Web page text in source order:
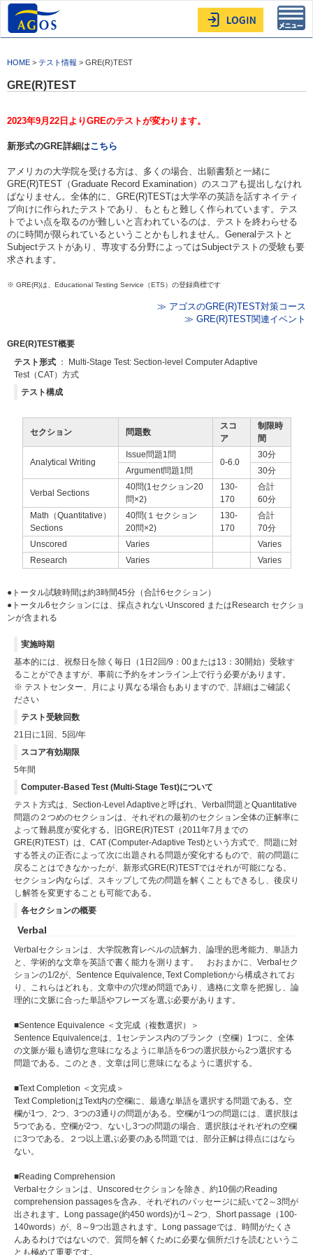
HOME > テスト情報 > GRE(R)TEST
GRE(R)TEST
2023年9月22日よりGREのテストが変わります。
新形式のGRE詳細はこちら
アメリカの大学院を受ける方は、多くの場合、出願書類と一緒に
GRE(R)TEST（Graduate Record Examination）のスコアも提出しなけれ
ばなりません。全体的に、GRE(R)TESTは大学卒の英語を話すネイティ
ブ向けに作られたテストであり、もともと難しく作られています。テス
トでよい点を取るのが難しいと言われているのは、テストを終わらせる
のに時間が限られているということかもしれません。Generalテストと
Subjectテストがあり、専攻する分野によってはSubjectテストの受験も要
求されます。
※ GRE(R)は、Educational Testing Service（ETS）の登録商標です
≫ アゴスのGRE(R)TEST対策コース
≫ GRE(R)TEST関連イベント
GRE(R)TEST概要
テスト形式 ： Multi-Stage Test: Section-level Computer Adaptive
Test（CAT）方式
テスト構成
セクション 問題数
スコ
ア
制限時
間
Analytical Writing
Issue問題1問
0-6.0
30分
Argument問題1問
30分
Verbal Sections
40問(1セクション20
問×2)
130-
170
合計
60分
Math（Quantitative）
Sections
40問(１セクション
20問×2)
130-
170
合計
70分
Unscored
Varies
Varies
Research
Varies Varies
●トータル試験時間は約3時間45分（合計6セクション）
●トータル6セクションには、採点されないUnscored またはResearch セクショ
ンが含まれる
実施時期
基本的には、祝祭日を除く毎日（1日2回/9：00または13：30開始）受験す
ることができますが、事前に予約をオンライン上で行う必要があります。
※ テストセンター、月により異なる場合もありますので、詳細はご確認く
ださい
テスト受験回数
21日に1回、5回/年
スコア有効期限
5年間
Computer-Based Test (Multi-Stage Test)について
テスト方式は、Section-Level Adaptiveと呼ばれ、Verbal問題とQuantitative
問題の２つめのセクションは、それぞれの最初のセクション全体の正解率に
よって難易度が変化する。旧GRE(R)TEST（2011年7月までの
GRE(R)TEST）は、CAT (Computer-Adaptive Test)という方式で、問題に対
する答えの正否によって次に出題される問題が変化するもので、前の問題に
戻ることはできなかったが、新形式GRE(R)TESTではそれが可能になる。
セクション内ならば、スキップして先の問題を解くこともできるし、後戻り
し解答を変更することも可能である。
各セクションの概要
Verbal
Verbalセクションは、大学院教育レベルの読解力、論理的思考能力、単語力
と、学術的な文章を英語で書く能力を測ります。 おおまかに、Verbalセク
ションの1/2が、Sentence Equivalence, Text Completionから構成されてお
り、これらはどれも、文章中の穴埋め問題であり、適格に文章を把握し、論
理的に文脈に合った単語やフレーズを選ぶ必要があります。
■Sentence Equivalence ＜文完成（複数選択）＞
Sentence Equivalenceは、1センテンス内のブランク（空欄）1つに、全体
の文脈が最も適切な意味になるように単語を6つの選択肢から2つ選択する
問題である。このとき、文章は同じ意味になるように選択する。
■Text Completion ＜文完成＞
Text CompletionはText内の空欄に、最適な単語を選択する問題である。空
欄が1つ、2つ、3つの3通りの問題がある。空欄が1つの問題には、選択肢は
5つである。空欄が2つ、ないし3つの問題の場合、選択肢はそれぞれの空欄
に3つである。２つ以上選ぶ必要のある問題では、部分正解は得点にはなら
ない。
■Reading Comprehension
Verbalセクションは、Unscoredセクションを除き、約10個のReading
comprehension passagesを含み、それぞれのパッセージに続いて2～3問が
出されます。Long passage(約450 words)が1～2つ、Short passage（100-
140words）が、8～9つ出題されます。Long passageでは、時間がたくさ
んあるわけではないので、質問を解くために必要な個所だけを読むというこ
とも極めて重要です。